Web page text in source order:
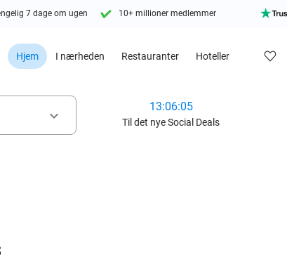
7 dage om ugen 10+ millioner medlemmer
Hjem I nærheden Restauranter Hoteller
keyboard_arrow_down
13:06:04
Til det nye Social Deals